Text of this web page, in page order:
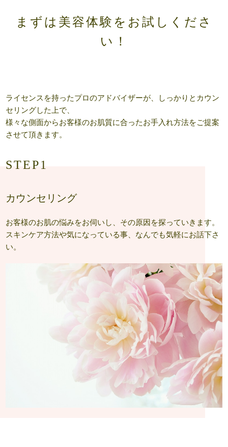
まずは美容体験をお試しくださ
い！
ライセンスを持ったプロのアドバイザーが、しっかりとカウン
セリングした上で、
様々な側面からお客様のお肌質に合ったお手入れ方法をご提案
させて頂きます。
STEP1
カウンセリング
お客様のお肌の悩みをお伺いし、その原因を探っていきます。
スキンケア方法や気になっている事、なんでも気軽にお話下さ
い。